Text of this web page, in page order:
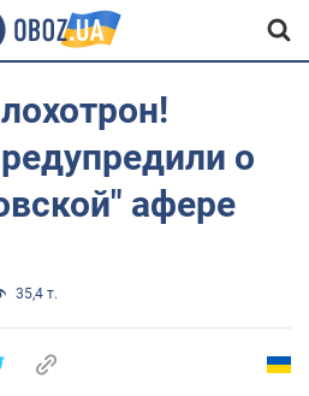
о
афере
35,4 т.